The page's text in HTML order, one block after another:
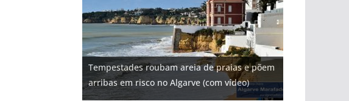
Tempestades roubam areia de praias e põem
arribas em risco no Algarve (com vídeo)